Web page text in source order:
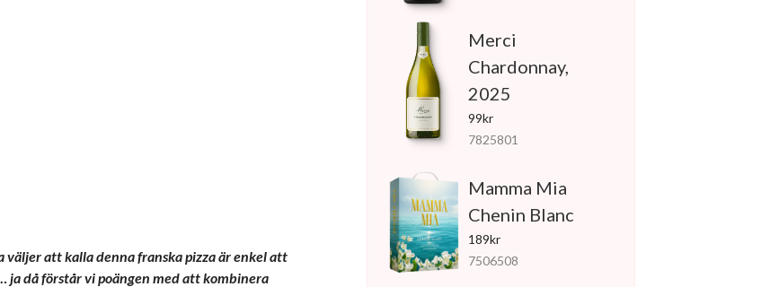
väljer att kalla denna franska pizza är enkel att
ja då förstår vi poängen med att kombinera
Merci
Chardonnay,
2025
99kr
7825801
Mamma Mia
Chenin Blanc
189kr
7506508